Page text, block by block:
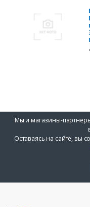
Мы и магазины-
Оставаясь на сайте, вы